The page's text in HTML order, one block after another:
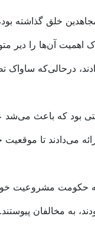
خلق گذاشته
اهمیت آن‌ها را دیر
درحالی‌که
بود که باعث
می‌دادند تا موقعیت
حکومت مشروعیت
به مخالفان پیوستند.